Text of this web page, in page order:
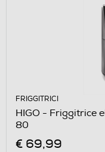
FRIGGITRICI
HIGO - Friggitrice
80
€ 69,99